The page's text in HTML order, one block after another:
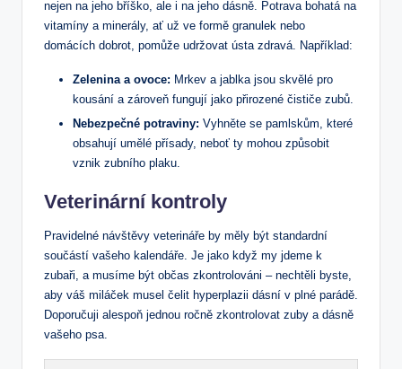
nejen na jeho bříško, ale i na jeho dásně. Potrava bohatá na
vitamíny a minerály, ať už ve formě granulek nebo
domácích dobrot, pomůže udržovat ústa zdravá. Například:
Zelenina a ovoce: Mrkev a jablka jsou skvělé pro
kousání a zároveň fungují jako přirozené čističe zubů.
Nebezpečné potraviny: Vyhněte se pamlskům, které
obsahují umělé přísady, neboť ty mohou způsobit
vznik zubního plaku.
Veterinární kontroly
Pravidelné návštěvy veterináře by měly být standardní
součástí vašeho kalendáře. Je jako když my jdeme k
zubaři, a musíme být občas zkontrolováni – nechtěli byste,
aby váš miláček musel čelit hyperplazii dásní v plné parádě.
Doporučuji alespoň jednou ročně zkontrolovat zuby a dásně
vašeho psa.